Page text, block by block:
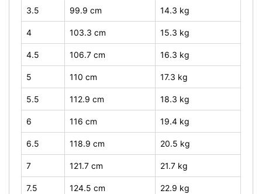
3.5 99.9 cm 14.3 kg
4 103.3 cm 15.3 kg
4.5 106.7 cm 16.3 kg
5 110 cm 17.3 kg
5.5 112.9 cm 18.3 kg
6 116 cm 19.4 kg
6.5 118.9 cm 20.5 kg
7 121.7 cm 21.7 kg
7.5 124.5 cm 22.9 kg